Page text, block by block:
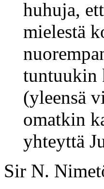
huhuja,
mielestä
tuntuukin
(yleensä
omatkin
yhteyttä
Sir N.